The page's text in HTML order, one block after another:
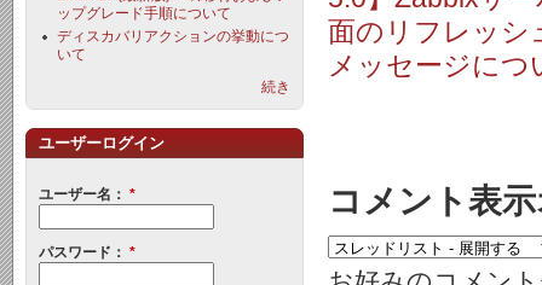
面のリフレッシ
メッセージにつ
コメント表
ップグレード手順について
ディスカバリアクションの挙動につ
いて
続き
ユーザーログイン
ユーザー名： *
パスワード： *